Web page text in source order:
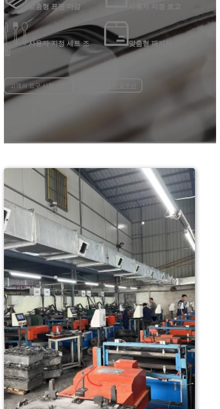
맞춤형 표면 마감 사용자 지정 로고
사용자 지정 세트 조
합
맞춤형 패키지
고객의 요구 사항 전달